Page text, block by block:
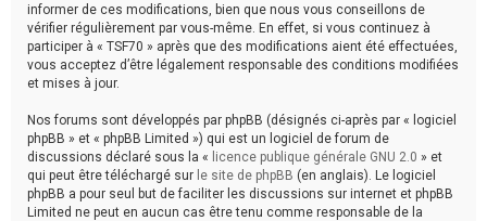
informer de ces modifications, bien que nous vous conseillons de
vérifier régulièrement par vous-même. En effet, si vous continuez à
participer à « TSF70 » après que des modifications aient été effectuées,
vous acceptez d’être légalement responsable des conditions modifiées
et mises à jour.
Nos forums sont développés par phpBB (désignés ci-après par « logiciel
phpBB » et « phpBB Limited ») qui est un logiciel de forum de
discussions déclaré sous la « licence publique générale GNU 2.0 » et
qui peut être téléchargé sur le site de phpBB (en anglais). Le logiciel
phpBB a pour seul but de faciliter les discussions sur internet et phpBB
Limited ne peut en aucun cas être tenu comme responsable de la